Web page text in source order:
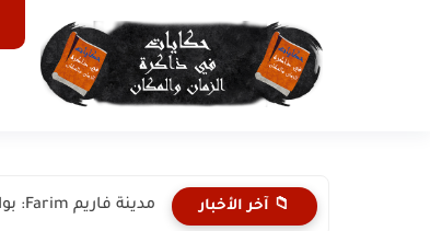
📁 آخر الأخبار مدينة فاريم Farim: بوابة غينيا بيساو التاريخية وحارسة نهر كاشيو.....